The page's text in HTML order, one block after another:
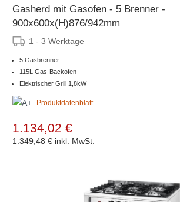
Gasherd mit Gasofen - 5 Brenner -
900x600x(H)876/942mm
1 - 3 Werktage
5 Gasbrenner
115L Gas-Backofen
Elektrischer Grill 1,8kW
Produktdatenblatt
1.134,02 €
1.349,48 € inkl. MwSt.